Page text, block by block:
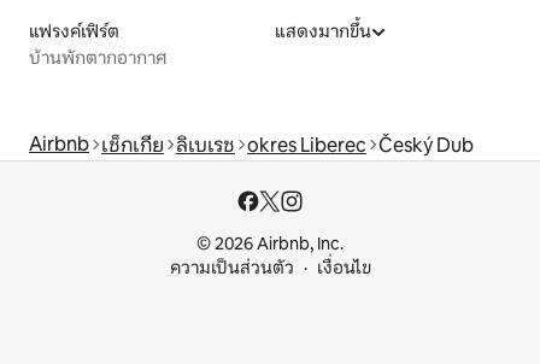
แฟรงค์เฟิร์ต
บ้านพักตากอากาศ
แสดงมากขึ้น
Airbnb เช็กเกีย ลิเบเรช okres Liberec Český Dub
© 2026 Airbnb, Inc.
ความเป็นส่วนตัว
เงื่อนไข